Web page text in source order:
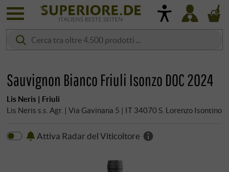
Sauvignon Bianco Friuli Isonzo DOC 2024
Lis Neris | Friuli
Lis Neris s.s. Agr. | Via Gavinana 5 | IT 34070 S. Lorenzo Isontino
Attiva Radar del Viticoltore